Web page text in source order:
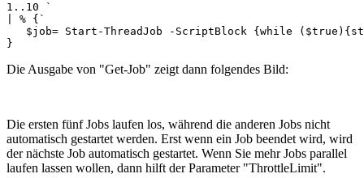
1..10 `
| % {`
$job= Start-ThreadJob -ScriptBlock {while
}
Die Ausgabe von "Get-Job" zeigt dann folgendes Bild:
Die ersten fünf Jobs laufen los, während die anderen Jobs nicht
automatisch gestartet werden. Erst wenn ein Job beendet wird, wird
der nächste Job automatisch gestartet. Wenn Sie mehr Jobs parallel
laufen lassen wollen, dann hilft der Parameter "ThrottleLimit".